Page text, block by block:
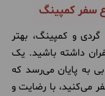
سفر کمپینگ
و کمپینگ، بهتر
داشته باشید. یک
به پایان می‌رسد که
می‌کنید، با رضایت و